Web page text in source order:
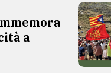
a